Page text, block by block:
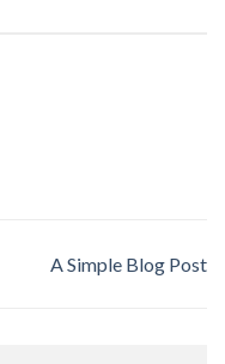
A Simple Blog Post